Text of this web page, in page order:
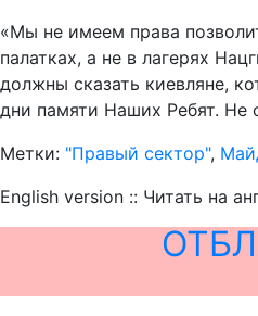
«Мы не имеем права
палатках, а не в лагерях
должны сказать киевляне,
дни памяти Наших Ребят. Не
Метки: "Правый сектор",
English version :: Читать на